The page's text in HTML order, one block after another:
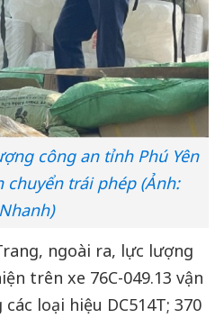
công an tỉnh Phú Yên
trái phép (Ảnh:
ngoài ra, lực lượng
trên xe 76C-049.13 vận
loại hiệu DC514T; 370